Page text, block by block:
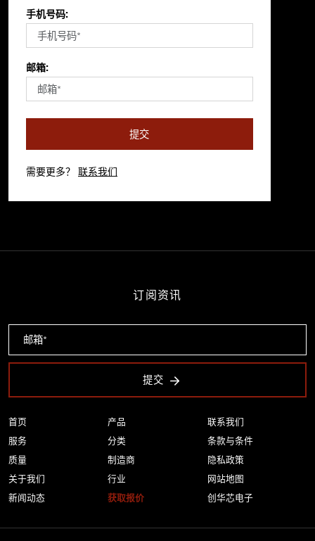
手机号码:
邮箱:
提交
需要更多？ 联系我们
首页
服务
质量
关于我们
新闻动态
产品
分类
制造商
行业
获取报价
联系我们
条款与条件
隐私政策
网站地图
创华芯电子
订阅资讯
提交